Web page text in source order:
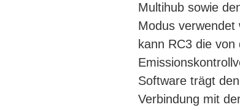
Multihub sowie
Modus verwendet
kann RC3 die
Software trägt
Verbindung mit